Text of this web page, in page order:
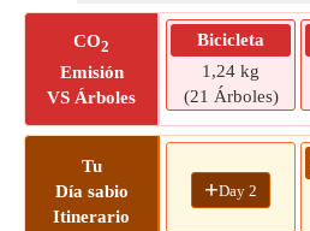
CO2
Emisión
VS Árboles
Bicicleta
1,24 kg
(21 Árboles)
Tu
Día sabio
Itinerario
+Day 2